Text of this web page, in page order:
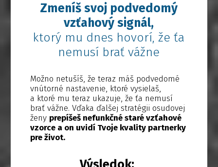
Zmeníš svoj podvedomý
vzťahový signál,
ktorý mu dnes hovorí, že ťa
nemusí brať vážne
Možno netušíš, že teraz máš podvedomé
vnútorné nastavenie, ktoré vysielaš,
a ktoré mu teraz ukazuje, že ťa nemusí
brať vážne. Vďaka ďalšej stratégii osudovej
ženy prepíšeš nefunkčné staré vzťahové
vzorce a on uvidí Tvoje kvality partnerky
pre život.